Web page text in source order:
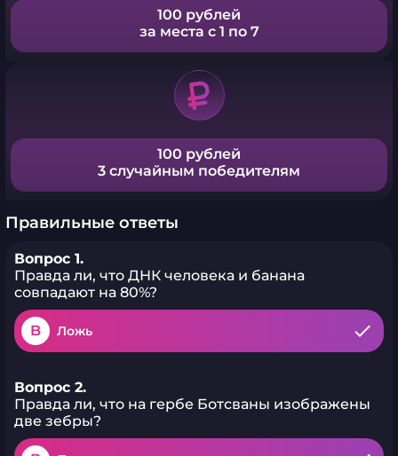
100 рублей
за места с 1 по 7
100 рублей
3 случайным победителям
Правильные ответы
Вопрос 1.
Правда ли, что ДНК человека и банана
совпадают на 80%?
B Ложь
Вопрос 2.
Правда ли, что на гербе Ботсваны изображены
две зебры?